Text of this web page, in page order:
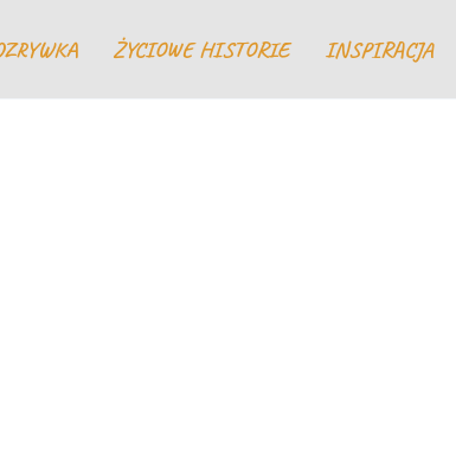
ŻYCIOWE HISTORIE INSPIRACJA